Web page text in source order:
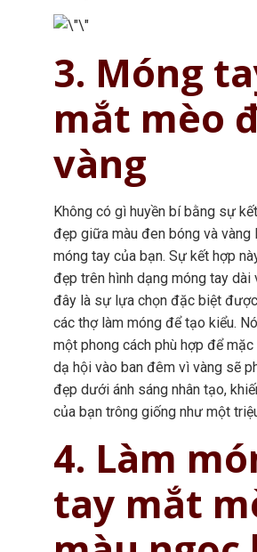
3. Móng
mắt mèo
vàng
Không có gì huyền bí bằng sự
đẹp giữa màu đen bóng và vàng
móng tay của bạn. Sự kết hợp
đẹp trên hình dạng móng tay dài
đây là sự lựa chọn đặc biệt
các thợ làm móng để tạo kiểu.
một phong cách phù hợp để
dạ hội vào ban đêm vì vàng sẽ
đẹp dưới ánh sáng nhân tạo,
của bạn trông giống như một
4. Làm
tay mắt